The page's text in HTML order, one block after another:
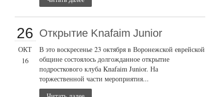
26
ОКТ
16
Открытие Knafaim Junior
В это воскресенье 23 октября в Воронежской еврейской
общине состоялось долгожданное открытие
подросткового клуба Knafaim Junior. На
торжественной части мероприятия...